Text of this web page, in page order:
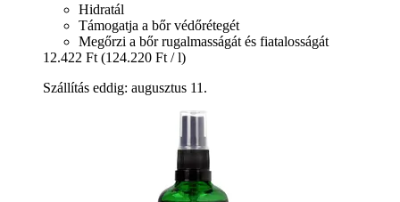
Hidratál
Támogatja a bőr védőrétegét
Megőrzi a bőr rugalmasságát és fiatalosságát
12.422 Ft (124.220 Ft / l)
Szállítás eddig: augusztus 11.